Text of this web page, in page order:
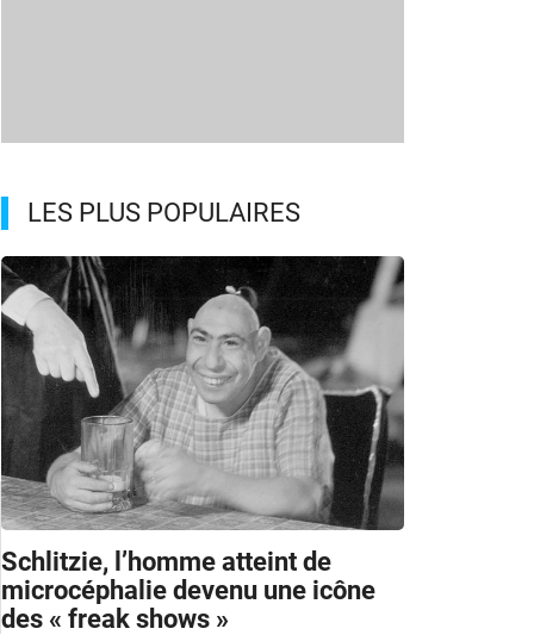
LES PLUS POPULAIRES
Schlitzie, l’homme atteint de
microcéphalie devenu une icône
des « freak shows »